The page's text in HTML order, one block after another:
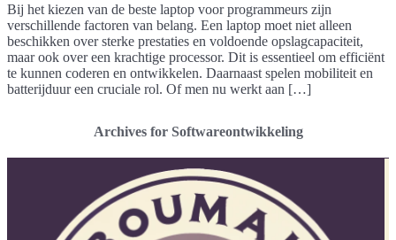
Bij het kiezen van de beste laptop voor programmeurs zijn
verschillende factoren van belang. Een laptop moet niet alleen
beschikken over sterke prestaties en voldoende opslagcapaciteit,
maar ook over een krachtige processor. Dit is essentieel om efficiënt
te kunnen coderen en ontwikkelen. Daarnaast spelen mobiliteit en
batterijduur een cruciale rol. Of men nu werkt aan […]
Archives for Softwareontwikkeling